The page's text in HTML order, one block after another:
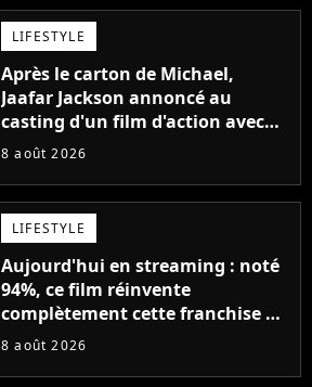
LIFESTYLE
Après le carton de Michael,
Jaafar Jackson annoncé au
casting d'un film d'action avec
Will Smith
8 août 2026
LIFESTYLE
Aujourd'hui en streaming : noté
94%, ce film réinvente
complètement cette franchise de
science-fiction vieille de 40 ans
8 août 2026